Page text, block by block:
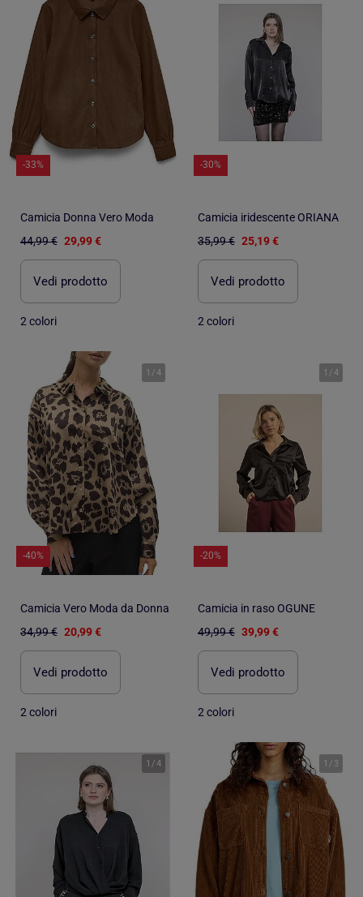
-33%
Camicia Donna Vero Moda
44,99 € 29,99 €
Vedi prodotto
2 colori
-30%
Camicia iridescente ORIANA
35,99 € 25,19 €
Vedi prodotto
2 colori
1 /4
-40%
Camicia Vero Moda da Donna
34,99 € 20,99 €
Vedi prodotto
2 colori
1 /4
-20%
Camicia in raso OGUNE
49,99 € 39,99 €
Vedi prodotto
2 colori
1 /4 1 / 3